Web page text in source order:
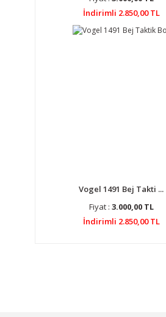
İndirimli 2.850,00 TL
Vogel 1491 Bej Takti ...
Fiyat : 3.000,00 TL
İndirimli 2.850,00 TL